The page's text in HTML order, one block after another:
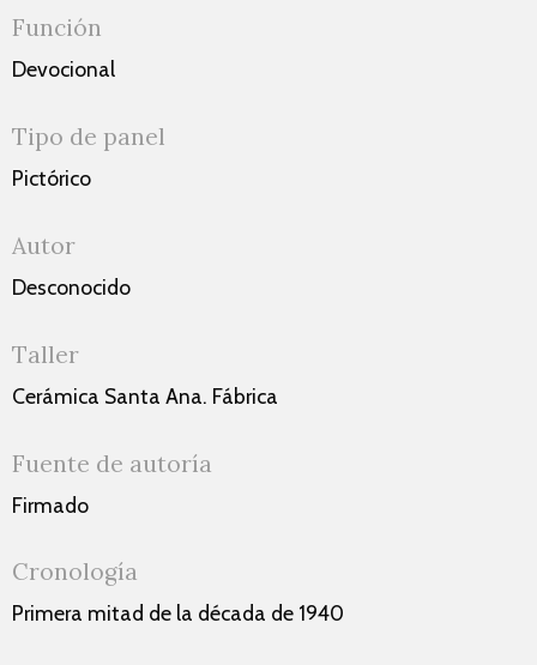
Función
Devocional
Tipo de panel
Pictórico
Autor
Desconocido
Taller
Cerámica Santa Ana. Fábrica
Fuente de autoría
Firmado
Cronología
Primera mitad de la década de 1940